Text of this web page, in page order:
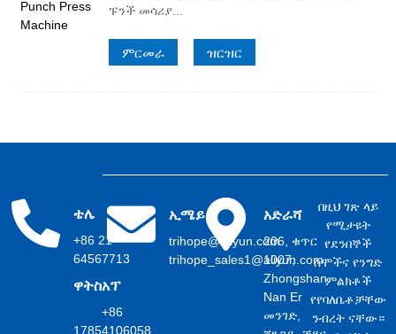
ፑንች መሳሪያ...
ምርመራ ዝርዝር
ቴሌ
+86 21
64567713
ዋትስአፕ
+86
17854106058
ኢሜይል
trihope@aliyun.com
trihope_sales1@aliyun.com
አድራሻ
206, ቁጥር
1007,
Zhongshan
Nan Er
መንገድ,
በዚህ ገጽ ላይ
የሚታዩት
የደንበኞች
ስሞችና የንግድ
ምልክቶች
የየባለቤቶቻቸው
ንብረት ናቸው።